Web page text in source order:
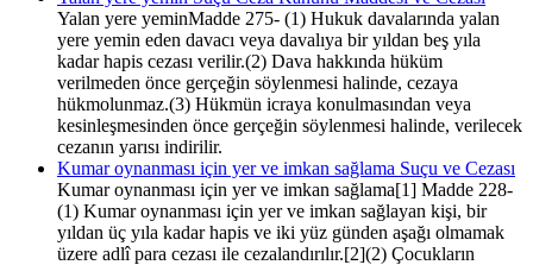
Yalan yere yeminMadde 275- (1) Hukuk davalarında yalan
yere yemin eden davacı veya davalıya bir yıldan beş yıla
kadar hapis cezası verilir.(2) Dava hakkında hüküm
verilmeden önce gerçeğin söylenmesi halinde, cezaya
hükmolunmaz.(3) Hükmün icraya konulmasından veya
kesinleşmesinden önce gerçeğin söylenmesi halinde, verilecek
cezanın yarısı indirilir.
Kumar oynanması için yer ve imkan sağlama Suçu ve Cezası
Kumar oynanması için yer ve imkan sağlama[1] Madde 228-
(1) Kumar oynanması için yer ve imkan sağlayan kişi, bir
yıldan üç yıla kadar hapis ve iki yüz günden aşağı olmamak
üzere adlî para cezası ile cezalandırılır.[2](2) Çocukların